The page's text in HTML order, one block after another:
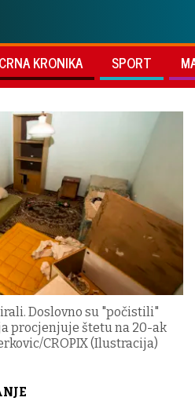
CRNA KRONIKA SPORT
Doslovno su "počistili"
procjenjuje štetu na 20-ak
CROPIX (Ilustracija)